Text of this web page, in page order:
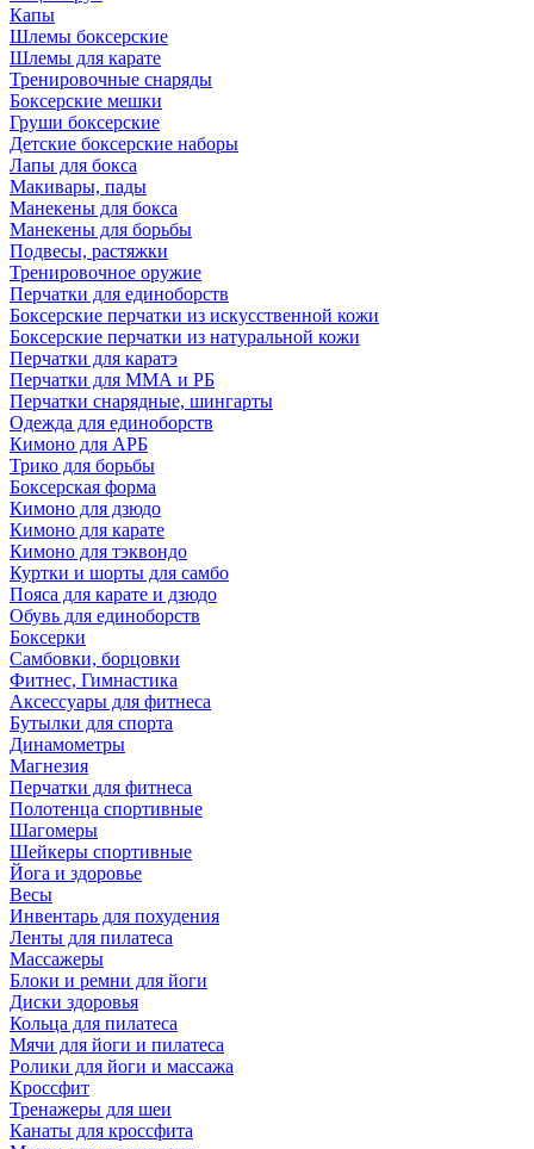
Капы
Шлемы боксерские
Шлемы для карате
Тренировочные снаряды
Боксерские мешки
Груши боксерские
Детские боксерские наборы
Лапы для бокса
Макивары, пады
Манекены для бокса
Манекены для борьбы
Подвесы, растяжки
Тренировочное оружие
Перчатки для единоборств
Боксерские перчатки из искусственной кожи
Боксерские перчатки из натуральной кожи
Перчатки для каратэ
Перчатки для ММА и РБ
Перчатки снарядные, шингарты
Одежда для единоборств
Кимоно для АРБ
Трико для борьбы
Боксерская форма
Кимоно для дзюдо
Кимоно для карате
Кимоно для тэквондо
Куртки и шорты для самбо
Пояса для карате и дзюдо
Обувь для единоборств
Боксерки
Самбовки, борцовки
Фитнес, Гимнастика
Аксессуары для фитнеса
Бутылки для спорта
Динамометры
Магнезия
Перчатки для фитнеса
Полотенца спортивные
Шагомеры
Шейкеры спортивные
Йога и здоровье
Весы
Инвентарь для похудения
Ленты для пилатеса
Массажеры
Блоки и ремни для йоги
Диски здоровья
Кольца для пилатеса
Мячи для йоги и пилатеса
Ролики для йоги и массажа
Кроссфит
Тренажеры для шеи
Канаты для кроссфита